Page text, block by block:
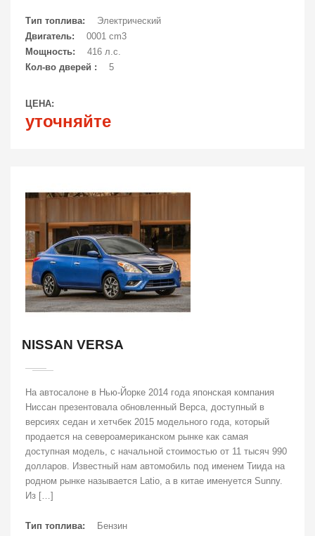
Тип топлива:
Электрический
Двигатель:
0001 cm3
Мощность:
416 л.с.
Кол-во дверей :
5
ЦЕНА:
уточняйте
NISSAN VERSA
На автосалоне в Нью-Йорке 2014 года японская компания
Ниссан презентовала обновленный Верса, доступный в
версиях седан и хетчбек 2015 модельного года, который
продается на североамериканском рынке как самая
доступная модель, с начальной стоимостью от 11 тысяч 990
долларов. Известный нам автомобиль под именем Тиида на
родном рынке называется Latio, а в китае именуется Sunny.
Из […]
Тип топлива:
Бензин